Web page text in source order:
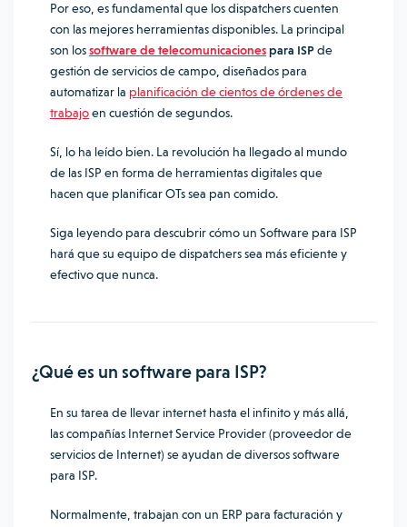
Por eso, es fundamental que los dispatchers cuenten
con las mejores herramientas disponibles. La principal
son lossoftware de telecomunicacionespara ISPde
gestión de servicios de campo, diseñados para
automatizar la planificación de cientos de órdenes de
trabajoen cuestión de segundos.
Sí, lo ha leído bien. La revolución ha llegado al mundo
de las ISP en forma de herramientas digitales que
hacen que planificar OTs sea pan comido.
Siga leyendo para descubrir cómo un Software para ISP
hará que su equipo de dispatchers sea más eficiente y
efectivo que nunca.
¿Qué es un software para ISP?
En su tarea de llevar internet hasta el infinito y más allá,
lascompañías Internet Service Provider (proveedor de
servicios de Internet) se ayudan de diversos software
para ISP.
Normalmente, trabajan con un ERP para facturación y